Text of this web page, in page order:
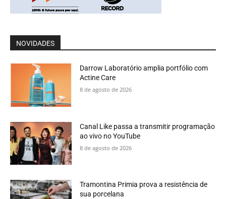
NOVIDADES
Darrow Laboratório amplia portfólio com
Actine Care
8 de agosto de 2026
Canal Like passa a transmitir programação
ao vivo no YouTube
8 de agosto de 2026
Tramontina Primia prova a resistência de
sua porcelana